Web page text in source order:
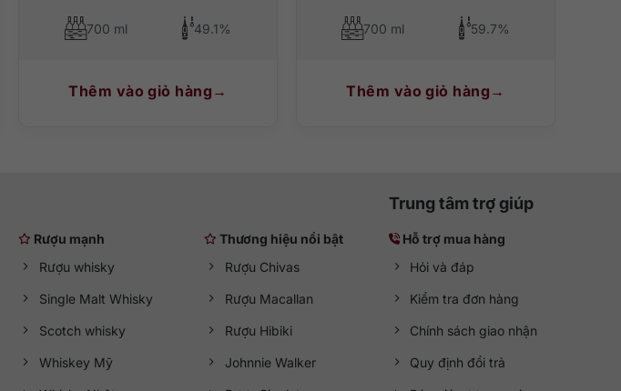
700 ml 49.1%
Thêm vào giỏ hàng
700 ml 59.7%
Thêm vào giỏ hàng
Rượu mạnh
Rượu whisky
Single Malt Whisky
Scotch whisky
Whiskey Mỹ
Thương hiệu nổi bật
Rượu Chivas
Rượu Macallan
Rượu Hibiki
Johnnie Walker
Trung tâm trợ giúp
Hỗ trợ mua hàng
Hỏi và đáp
Kiểm tra đơn hàng
Chính sách giao nhận
Quy định đổi trả